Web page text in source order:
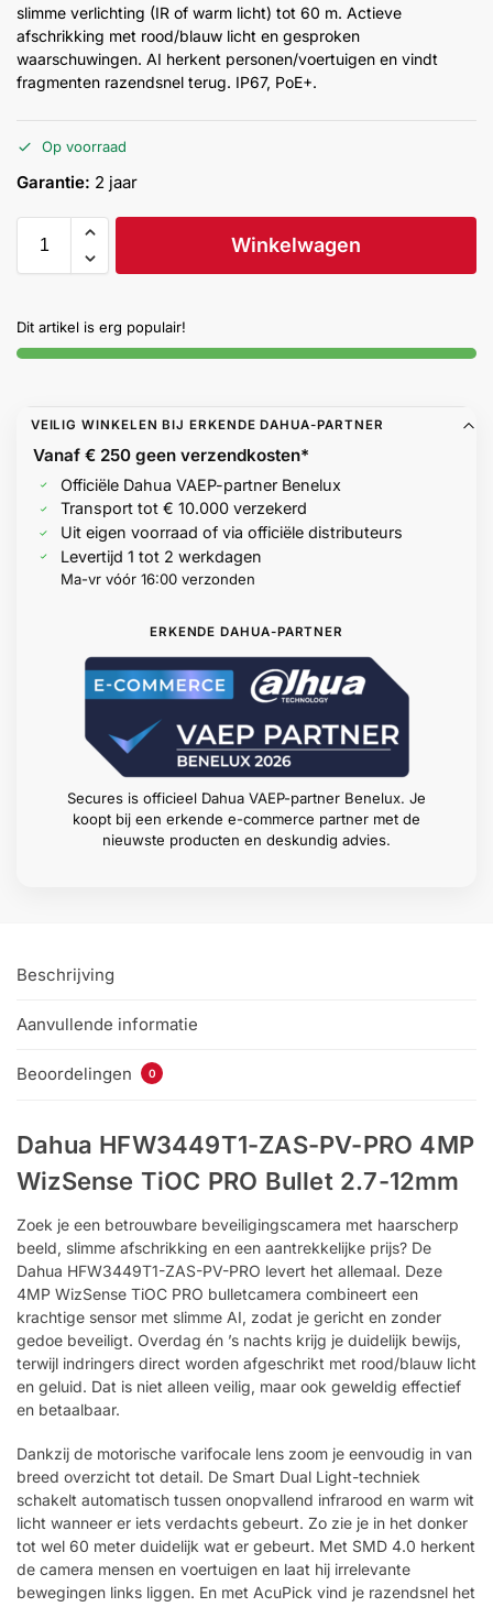
Merken
Outlet SALE
Help &
service
slimme verlichting (IR of warm licht) tot 60 m. Actieve
afschrikking met rood/blauw licht en gesproken
waarschuwingen. AI herkent personen/voertuigen en vindt
fragmenten razendsnel terug. IP67, PoE+.
Op voorraad
Garantie: 2 jaar
Winkelwagen
Dit artikel is erg populair!
VEILIG WINKELEN BIJ ERKENDE DAHUA-PARTNER
Vanaf € 250 geenverzendkosten*
Officiële Dahua VAEP-partner Benelux
Transport tot € 10.000 verzekerd
Uit eigen voorraad of via officiële distributeurs
Levertijd 1 tot 2 werkdagen
Ma-vr vóór 16:00 verzonden
ERKENDE DAHUA-PARTNER
Secures is officieel Dahua VAEP-partner Benelux. Je
koopt bij een erkende e-commerce partner met de
nieuwste producten en deskundig advies.
Beschrijving
Aanvullende informatie
Beoordelingen 0
Dahua HFW3449T1-ZAS-PV-PRO 4MP
WizSense TiOC PRO Bullet 2.7-12mm
Zoek je een betrouwbare beveiligingscamera met haarscherp
beeld, slimme afschrikking en een aantrekkelijke prijs? De
Dahua HFW3449T1-ZAS-PV-PRO levert het allemaal. Deze
4MP WizSense TiOC PRO bulletcamera combineert een
krachtige sensor met slimme AI, zodat je gericht en zonder
gedoe beveiligt. Overdag én ’s nachts krijg je duidelijk bewijs,
terwijl indringers direct worden afgeschrikt met rood/blauw licht
en geluid. Dat is niet alleen veilig, maar ook geweldig effectief
en betaalbaar.
Dankzij de motorische varifocale lens zoom je eenvoudig in van
breed overzicht tot detail. De Smart Dual Light-techniek
schakelt automatisch tussen onopvallend infrarood en warm wit
licht wanneer er iets verdachts gebeurt. Zo zie je in het donker
tot wel 60 meter duidelijk wat er gebeurt. Met SMD 4.0 herkent
de camera mensen en voertuigen en laat hij irrelevante
bewegingen links liggen. En met AcuPick vind je razendsnel het